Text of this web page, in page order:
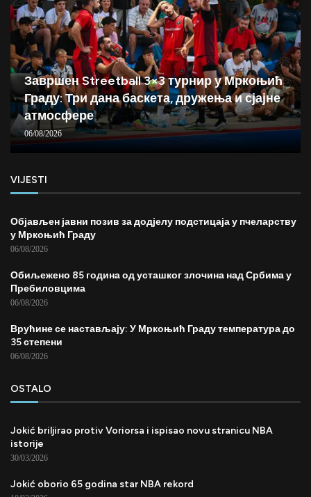
Завршен Streetball 3×3 турнир у Мркоњић
Граду: Три дана баскета, дружења и сјајне
атмосфере
06/08/2026
VIJESTI
Објављен јавни позив за додјелу подстицаја у пчеларству
у Мркоњић Граду
06/08/2026
Обиљежено 85 година од усташког злочина над Србима у
Пребиловцима
06/08/2026
Врућине се настављају: У Мркоњић Граду температура до
35 степени
06/08/2026
OSTALO
Jokić briljirao protiv Voriorsa i ispisao novu stranicu NBA
istorije
30/03/2026
Jokić oborio 65 godina star NBA rekord